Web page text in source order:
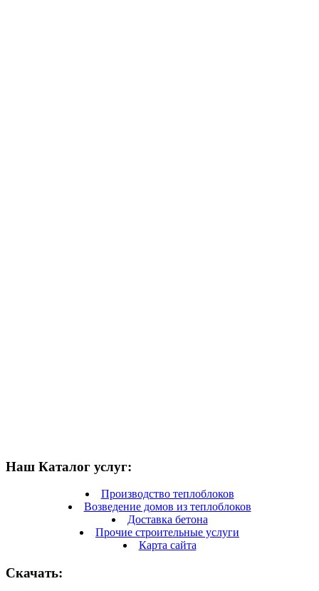
Наш Каталог услуг:
Производство теплоблоков
Возведение домов из теплоблоков
Доставка бетона
Прочие строительные услуги
Карта сайта
Скачать: